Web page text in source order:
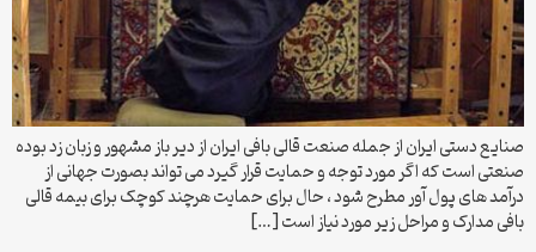
صنایع دستی ایران از جمله صنعت قالی بافی ایران از دیر باز مشهور و زبان زد بوده
صنعتی است که اگر مورد توجه و حمایت قرار گیرد می تواند بصورت جهانی از
درآمد های پول آور مطرح شود ، حال برای حمایت هرچند کوچک برای بیمه قالی
بافی مدارک و مراحل زیر مورد نیاز است […]